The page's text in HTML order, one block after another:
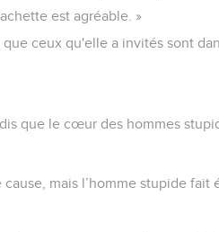
est agréable. »
ceux qu'elle a invités sont
que le cœur des hommes
mais l’homme stupide fait